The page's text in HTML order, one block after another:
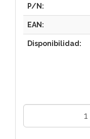
P/N:
EAN:
Disponibilidad: